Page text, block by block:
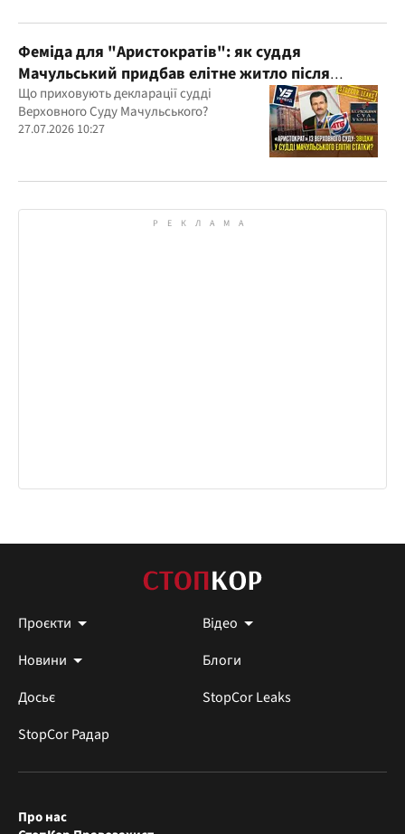
Феміда для "Аристократів": як суддя
Мачульський придбав елітне житло після
вердикту на користь забудовника?
Що приховують декларації судді
Верховного Суду Мачульського?
27.07.2026 10:27
Проєкти
Відео
Новини
Блоги
Досьє
StopCor Leaks
StopCor Радар
Про нас